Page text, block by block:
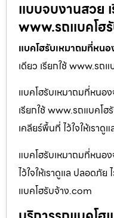
แบบจบงานสวย
www.รถแบคโฮ
แบคโฮรับเหมาถมที่หน
เดียว เรียกใช้ www.รถ
แบคโฮรับเหมาถมที่หนอ
เรียกใช้ www.รถแบคโ
เคลียร์พื้นที่ ไว้ใจให้เรา
แบคโฮรับเหมาถมที่หนอ
ไว้ใจให้เราดูแล ปลอดภัย
แบคโฮรับจ้าง.com